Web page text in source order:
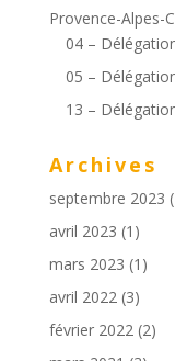
Provence-Alpes-
04 –
05 –
13 –
Archives
septembre 2023
avril 2023 (1)
mars 2023 (1)
avril 2022(3)
février 2022(2)